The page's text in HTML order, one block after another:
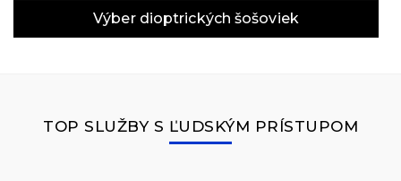
Výber dioptrických šošoviek
TOP SLUŽBY S ĽUDSKÝM PRÍSTUPOM